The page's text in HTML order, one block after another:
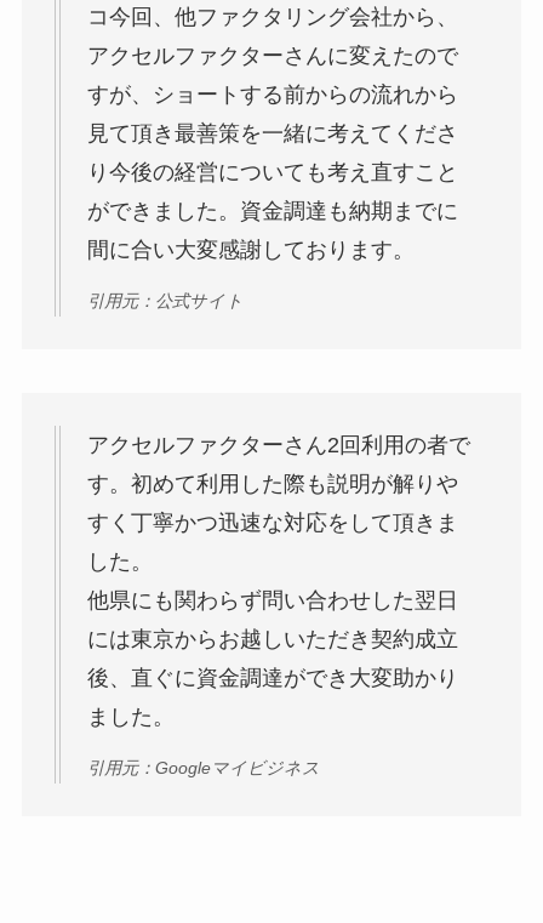
コ今回、他ファクタリング会社から、
アクセルファクターさんに変えたので
すが、ショートする前からの流れから
見て頂き最善策を一緒に考えてくださ
り今後の経営についても考え直すこと
ができました。資金調達も納期までに
間に合い大変感謝しております。
引用元：公式サイト
アクセルファクターさん2回利用の者で
す。初めて利用した際も説明が解りや
すく丁寧かつ迅速な対応をして頂きま
した。
他県にも関わらず問い合わせした翌日
には東京からお越しいただき契約成立
後、直ぐに資金調達ができ大変助かり
ました。
引用元：Googleマイビジネス